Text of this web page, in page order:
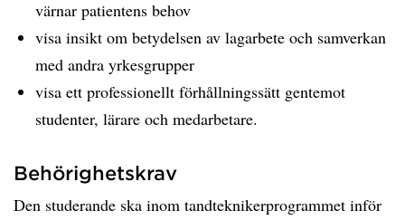
värnar patientens behov
visa insikt om betydelsen av lagarbete och samverkan
med andra yrkesgrupper
visa ett professionellt förhållningssätt gentemot
studenter, lärare och medarbetare.
Behörighetskrav
Den studerande ska inom tandteknikerprogrammet inför